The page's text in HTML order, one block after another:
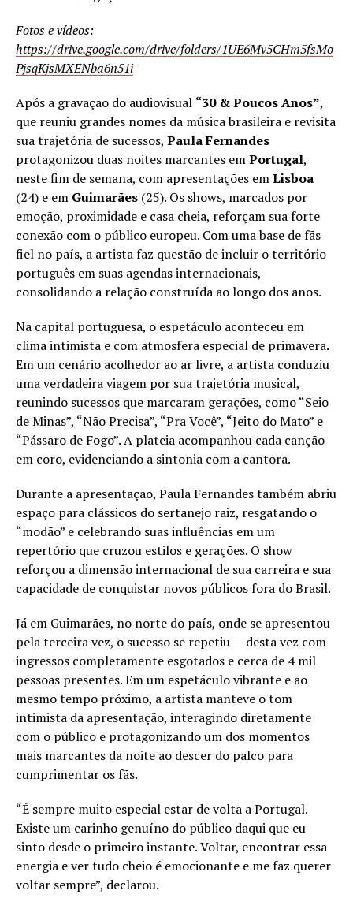
Fotos e vídeos:
https://drive.google.com/drive/folders/1UE6Mv5CHm5fsMo
PjsqKjsMXENba6n51i
Após a gravação do audiovisual “30 & Poucos Anos”,
que reuniu grandes nomes da música brasileira e revisita
sua trajetória de sucessos, Paula Fernandes
protagonizou duas noites marcantes emPortugal,
neste fim de semana, com apresentações emLisboa
(24) e em Guimarães (25). Os shows, marcados por
emoção, proximidade e casa cheia, reforçam sua forte
conexão com o público europeu. Com uma base de fãs
fiel no país, a artista faz questão de incluir o território
português em suas agendas internacionais,
consolidando a relação construída ao longo dos anos.
Na capital portuguesa, o espetáculo aconteceu em
clima intimista e com atmosfera especial de primavera.
Em um cenário acolhedor ao ar livre, a artista conduziu
uma verdadeira viagem por sua trajetória musical,
reunindo sucessos que marcaram gerações, como “Seio
de Minas”, “Não Precisa”, “Pra Você”, “Jeito do Mato” e
“Pássaro de Fogo”. A plateia acompanhou cada canção
em coro, evidenciando a sintonia com a cantora.
Durante a apresentação, Paula Fernandes também abriu
espaço para clássicos do sertanejo raiz, resgatando o
“modão” e celebrando suas influências em um
repertório que cruzou estilos e gerações. O show
reforçou a dimensão internacional de sua carreira e sua
capacidade de conquistar novos públicos fora do Brasil.
Já em Guimarães, no norte do país, onde se apresentou
pela terceira vez, o sucesso se repetiu — desta vez com
ingressos completamente esgotados e cerca de 4 mil
pessoas presentes. Em um espetáculo vibrante e ao
mesmo tempo próximo, a artista manteve o tom
intimista da apresentação, interagindo diretamente
com o público e protagonizando um dos momentos
mais marcantes da noite ao descer do palco para
cumprimentar os fãs.
“É sempre muito especial estar de volta a Portugal.
Existe um carinho genuíno do público daqui que eu
sinto desde o primeiro instante. Voltar, encontrar essa
energia e ver tudo cheio é emocionante e me faz querer
voltar sempre”, declarou.